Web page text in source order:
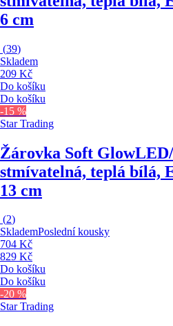
6 cm
(39)
Skladem
209 Kč
Do košíku
Do košíku
-15 %
Star Trading
Žárovka Soft Glow
stmívatelná, teplá bílá,
13 cm
(2)
SklademPoslední kousky
704 Kč
829 Kč
Do košíku
Do košíku
-20 %
Star Trading